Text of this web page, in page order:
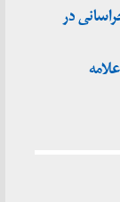
در